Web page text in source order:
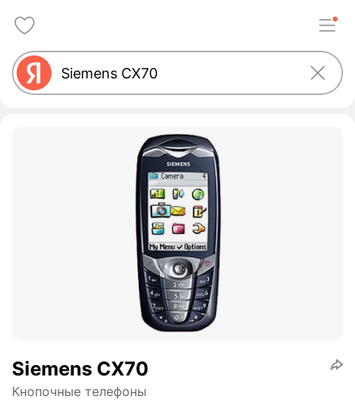
Siemens CX70
Кнопочные телефоны